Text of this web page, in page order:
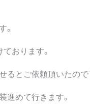
。
おります。
るとご依頼頂いたの
進めて行きます。